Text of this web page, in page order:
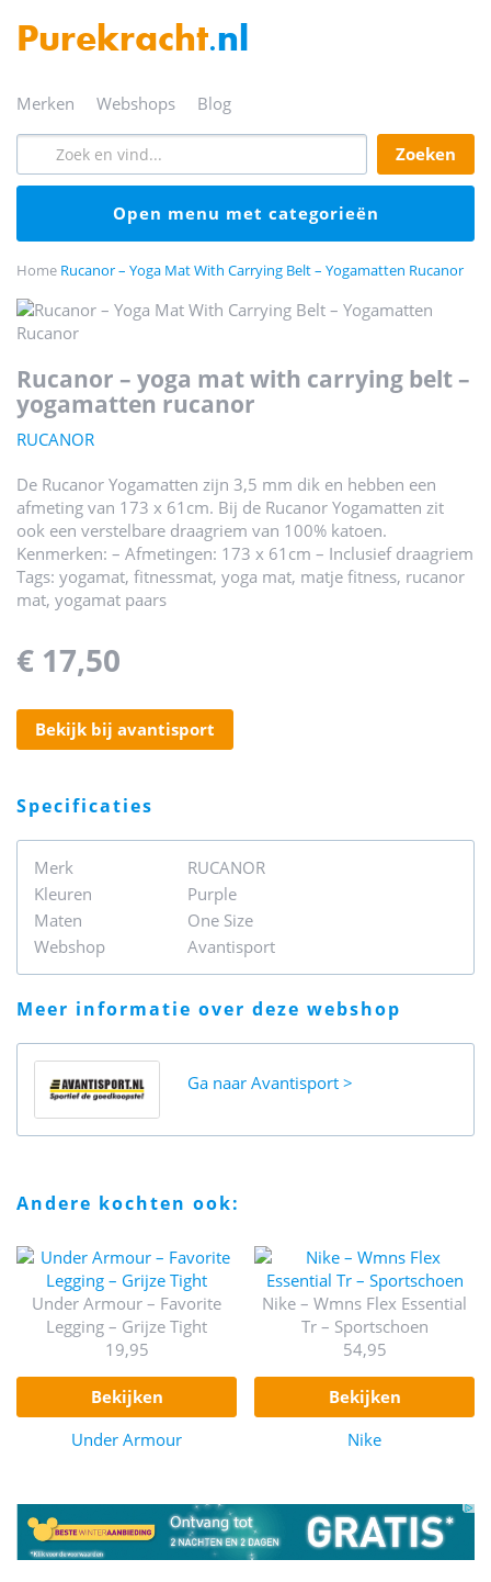
Purekracht.nl
merken webshops blog
zoeken
open menu met categorieën
Home Rucanor – Yoga Mat With Carrying Belt – Yogamatten Rucanor
rucanor – yoga mat with carrying belt –
yogamatten rucanor
RUCANOR
De Rucanor Yogamatten zijn 3,5 mm dik en hebben een
afmeting van 173 x 61cm. Bij de Rucanor Yogamatten zit
ook een verstelbare draagriem van 100% katoen.
Kenmerken: – Afmetingen: 173 x 61cm – Inclusief draagriem
Tags: yogamat, fitnessmat, yoga mat, matje fitness, rucanor
mat, yogamat paars
€ 17,50
bekijk bij avantisport
specificaties
Merk
RUCANOR
Kleuren
Purple
Maten
One Size
Webshop
Avantisport
meer informatie over deze webshop
Ga naar Avantisport
andere kochten ook:
Under Armour – Favorite
Legging – Grijze Tight
19,95
bekijken
Under Armour
Nike – Wmns Flex Essential
Tr – Sportschoen
54,95
bekijken
Nike